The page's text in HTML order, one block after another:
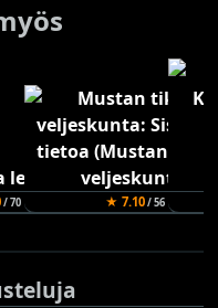
/ 70 ★ 7.10/ 56